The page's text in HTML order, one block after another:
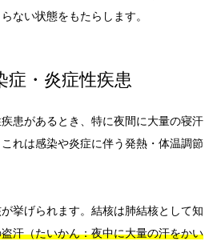
ない状態をもたらします。
症・炎症性疾患
患があるとき、特に夜間に大量の寝汗
れは感染や炎症に伴う発熱・体温調節
挙げられます。結核は肺結核として知
汗（たいかん：夜中に大量の汗をかい